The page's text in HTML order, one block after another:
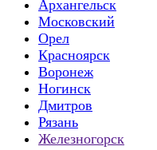
Архангельск
Московский
Орел
Красноярск
Воронеж
Ногинск
Дмитров
Рязань
Железногорск